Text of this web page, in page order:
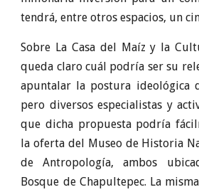
tendrá, entre otros espacios, un
Sobre La Casa del Maíz y la
queda claro cuál podría ser su
apuntalar la postura ideológica
pero diversos especialistas y
que dicha propuesta podría
la oferta del Museo de Historia
de Antropología, ambos
Bosque de Chapultepec. La